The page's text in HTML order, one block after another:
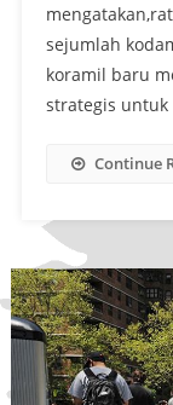
sejumlah
koramil baru
strategis
Continue